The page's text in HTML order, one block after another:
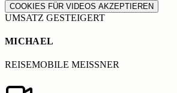
COOKIES FÜR VIDEOS AKZEPTIEREN
UMSATZ GESTEIGERT
MICHAEL
REISEMOBILE MEISSNER